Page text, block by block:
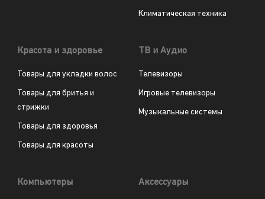
Климатическая техника
Красота и здоровье
Товары для укладки волос
Товары для бритья и
стрижки
Товары для здоровья
Товары для красоты
ТВ и Аудио
Телевизоры
Игровые телевизоры
Музыкальные системы
Компьютеры Аксессуары